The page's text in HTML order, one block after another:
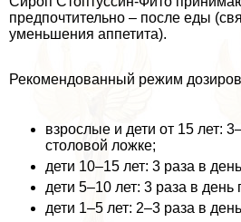
предпочтительно – после еды
уменьшения аппетита).
Рекомендованный режим
взрослые и дети от 15 лет:
столовой ложке;
дети 10–15 лет: 3 раза в
дети 5–10 лет: 3 раза в
дети 1–5 лет: 2–3 раза в